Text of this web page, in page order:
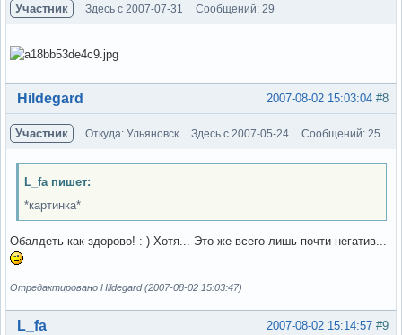
Участник Здесь с 2007-07-31 Сообщений: 29
Вне форума #8
2007-08-02 15:03:04
Hildegard
Участник Откуда: Ульяновск Здесь с 2007-05-24 Сообщений: 25
L_fa пишет:
*картинка*
Обалдеть как здорово! :-) Хотя... Это же всего лишь почти негатив...
Отредактировано Hildegard (2007-08-02 15:03:47)
Вне форума #9
2007-08-02 15:14:57
L_fa